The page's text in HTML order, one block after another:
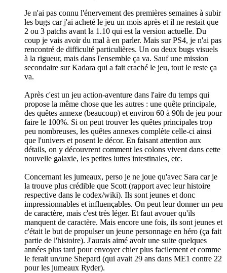
Je n'ai pas connu l'énervement des premières semaines à subir
les bugs car j'ai acheté le jeu un mois après et il ne restait que
2 ou 3 patchs avant la 1.10 qui est la version actuelle. Du
coup je vais avoir du mal à en parler. Mais sur PS4, je n'ai pas
rencontré de difficulté particulières. Un ou deux bugs visuels
à la rigueur, mais dans l'ensemble ça va. Sauf une mission
secondaire sur Kadara qui a fait craché le jeu, tout le reste ça
va.
Après c'est un jeu action-aventure dans l'aire du temps qui
propose la même chose que les autres : une quête principale,
des quêtes annexe (beaucoup) et environ 60 à 90h de jeu pour
faire le 100%. Si on peut trouver les quêtes principales trop
peu nombreuses, les quêtes annexes complète celle-ci ainsi
que l'univers et posent le décor. En faisant attention aux
détails, on y découvrent comment les colons vivent dans cette
nouvelle galaxie, les petites luttes intestinales, etc.
Concernant les jumeaux, perso je ne joue qu'avec Sara car je
la trouve plus crédible que Scott (rapport avec leur histoire
respective dans le codex/wiki). Ils sont jeunes et donc
impressionnables et influençables. On peut leur donner un peu
de caractère, mais c'est très léger. Et faut avouer qu'ils
manquent de caractère. Mais encore une fois, ils sont jeunes et
c'était le but de propulser un jeune personnage en héro (ça fait
partie de l'histoire). J'aurais aimé avoir une suite quelques
années plus tard pour envoyer chier plus facilement et comme
le ferait un/une Shepard (qui avait 29 ans dans ME1 contre 22
pour les jumeaux Ryder).